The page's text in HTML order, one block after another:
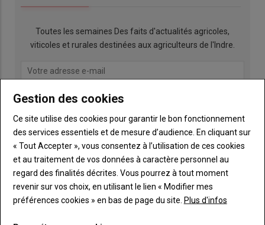
Toutes les semaines Des faits d'actualités agricoles,
viticoles et rurales destinées aux agriculteurs de l'Indre.
LE CHIFFRE
27
Gestion des cookies
Ce site utilise des cookies pour garantir le bon fonctionnement
des services essentiels et de mesure d’audience. En cliquant sur
« Tout Accepter », vous consentez à l’utilisation de ces cookies
et au traitement de vos données à caractère personnel au
regard des finalités décrites. Vous pourrez à tout moment
revenir sur vos choix, en utilisant le lien « Modifier mes
préférences cookies » en bas de page du site. Plus d'infos